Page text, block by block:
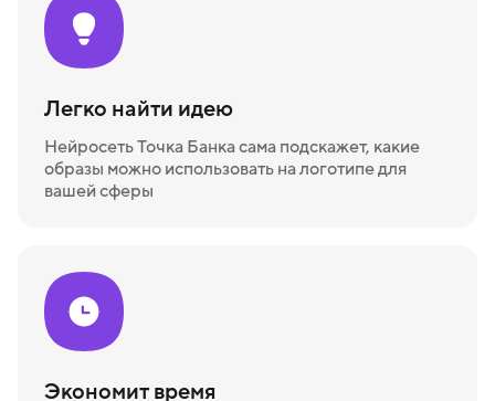
Легко найти идею
Нейросеть Точка Банка сама подскажет, какие
образы можно использовать на логотипе для
вашей сферы
Экономит время